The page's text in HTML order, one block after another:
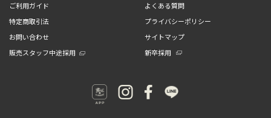
ご利用ガイド
よくある質問
特定商取引法
プライバシーポリシー
お問い合わせ
サイトマップ
販売スタッフ中途採用
新卒採用